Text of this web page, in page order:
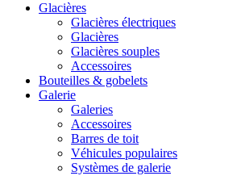
Glacières
Glacières électriques
Glacières
Glacières souples
Accessoires
Bouteilles & gobelets
Galerie
Galeries
Accessoires
Barres de toit
Véhicules populaires
Systèmes de galerie